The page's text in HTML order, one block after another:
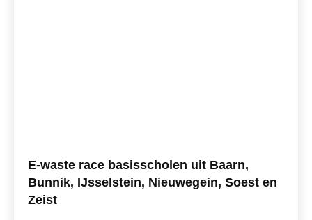
E-waste race basisscholen uit Baarn,
Bunnik, IJsselstein, Nieuwegein, Soest en
Zeist